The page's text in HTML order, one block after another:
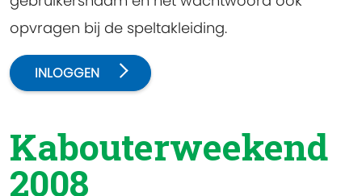
opvragen bij de speltakleiding.
INLOGGEN
Kabouterweekend
2008